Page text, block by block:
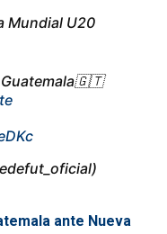
Mundial U20
ante Nueva